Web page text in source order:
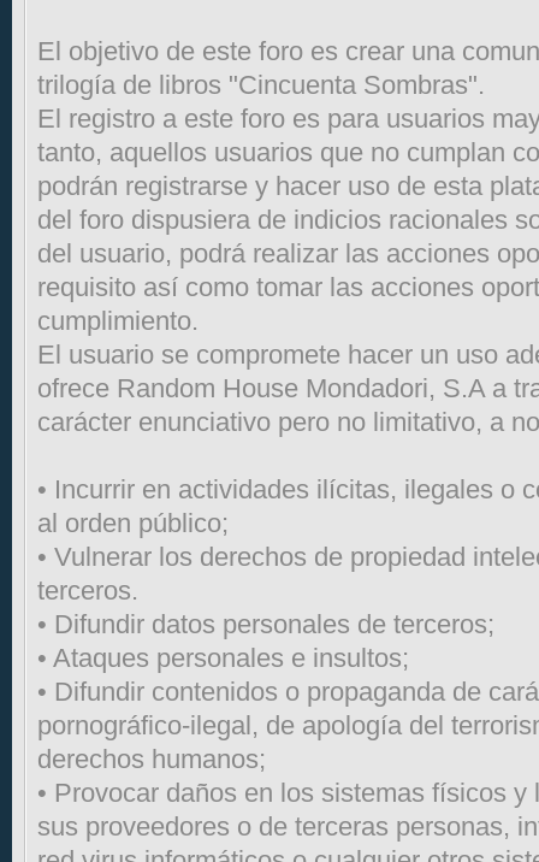
El objetivo de este foro es crear una
trilogía de libros "Cincuenta Sombras".
El registro a este foro es para usuarios
tanto, aquellos usuarios que no cumplan
podrán registrarse y hacer uso de esta
del foro dispusiera de indicios racionales
del usuario, podrá realizar las acciones
requisito así como tomar las acciones
cumplimiento.
El usuario se compromete hacer un uso
ofrece Random House Mondadori, S.A a
carácter enunciativo pero no limitativo, a
• Incurrir en actividades ilícitas, ilegales o
al orden público;
• Vulnerar los derechos de propiedad
terceros.
• Difundir datos personales de terceros;
• Ataques personales e insultos;
• Difundir contenidos o propaganda de
pornográfico-ilegal, de apología del
derechos humanos;
• Provocar daños en los sistemas físicos
sus proveedores o de terceras personas,